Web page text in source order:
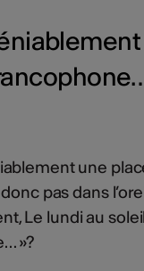
une
pas dans
Le lundi au
»?